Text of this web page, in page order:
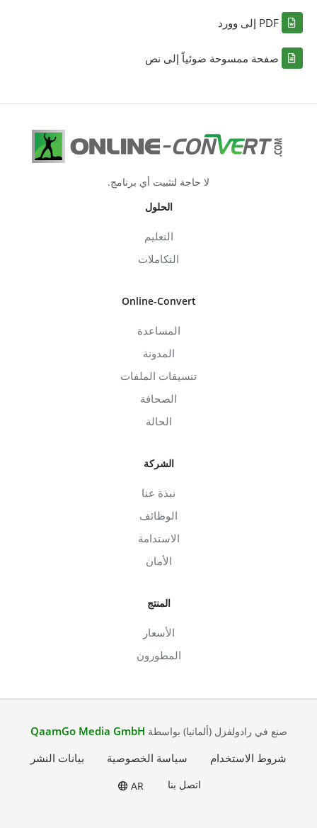
PDF إلى وورد
صفحة ممسوحة ضوئياً إلى نص
لا حاجة لتثبيت أي برنامج.
الحلول
التعليم
التكاملات
Online-Convert
المساعدة
المدونة
تنسيقات الملفات
الصحافة
الحالة
الشركة
نبذة عنا
الوظائف
الاستدامة
الأمان
المنتج
الأسعار
المطورون
صنع في رادولفزل (ألمانيا) بواسطة QaamGo Media GmbH
شروط الاستخدام
سياسة الخصوصية بيانات النشر
اتصل بنا AR